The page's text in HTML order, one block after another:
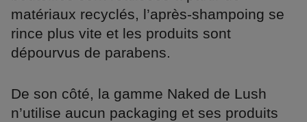
matériaux recyclés, l’après-shampoing se
rince plus vite et les produits sont
dépourvus de parabens.
De son côté, la gamme Naked de Lush
n’utilise aucun packaging et ses produits